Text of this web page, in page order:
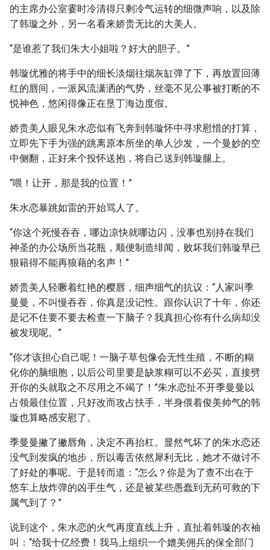
的主席办公室霎时冷清得只剩冷气运转的细微声响，以及除
了韩璇之外，另一名看来娇贵无比的大美人。
“是谁惹了我们朱大小姐啦？好大的胆子。”
韩璇优雅的将手中的细长淡烟往烟灰缸弹了下，再放置回薄
红的唇间，一派风流潇洒的气势，丝毫不见公事被打断的不
悦神色，悠闲得像正在垦丁海边度假。
娇贵美人眼见朱水恋似有飞奔到韩璇怀中寻求慰惜的打算，
立即先下手为强的跳离原本所坐的单人沙发，一个曼妙的空
中侧翻，正好来个投怀送抱，将自己送到韩璇腿上。
“喂！让开，那是我的位置！”
朱水恋暴跳如雷的开始骂人了。
“你这个死慢吞吞，哪边凉快就哪边闪，没事也别持在我们
神圣的办公场所当花瓶，顺便制造绯闻，败坏我们韩璇早已
狠籍得不能再狼藉的名声！”
娇贵美人轻噘着红艳的樱唇，细声细气的抗议：“人家叫季
曼曼，不叫慢吞吞，你真是没记性。跟你认识了十年，你还
是记不住要不要去检查一下脑子？我真担心你有什么病却没
被发现呢。”
“你才该担心自己呢！一脑子草包像会无性生殖，不断的糊
化你的脑细胞，以后公司里要是缺浆糊可以不必买，直接劈
开你的头就取之不尽用之不竭了！”朱水恋扯不开季曼曼以
占领最佳位置，只好改而攻占扶手，半身偎着俊美帅气的韩
璇也算略感安慰了。
季曼曼撇了撇唇角，决定不再抬杠。显然气坏了的朱水恋还
没气到发疯的地步，所以毒舌依然犀利无比，她才不做讨不
了好处的事呢。于是转而道：“怎么？你是为了查不出在于
悠车上放炸弹的凶手生气，还是被某些愚蠢到无药可救的下
属气到了？”
说到这个，朱水恋的火气再度直线上升，直扯着韩璇的衣袖
叫：“给我十亿经费！我马上组织一个媲美佣兵的保全部门